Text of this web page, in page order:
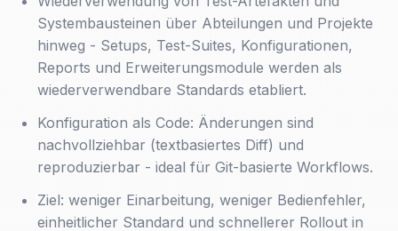
Systembausteinen über Abteilungen und Projekte
hinweg - Setups, Test-Suites, Konfigurationen,
Reports und Erweiterungsmodule werden als
wiederverwendbare Standards etabliert.
Konfiguration als Code: Änderungen sind
nachvollziehbar (textbasiertes Diff) und
reproduzierbar - ideal für Git-basierte Workflows.
Ziel: weniger Einarbeitung, weniger Bedienfehler,
einheitlicher Standard und schnellerer Rollout in